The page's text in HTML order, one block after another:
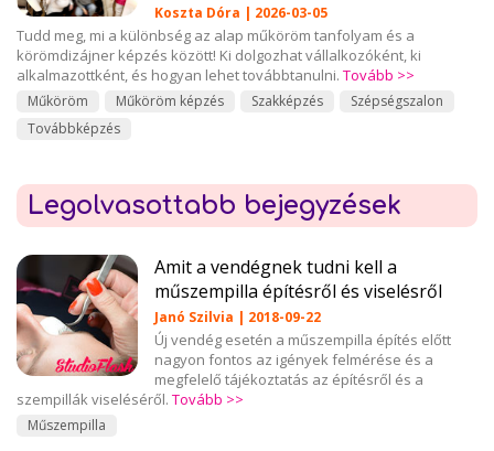
Koszta Dóra | 2026-03-05
Tudd meg, mi a különbség az alap műköröm tanfolyam és a
körömdizájner képzés között! Ki dolgozhat vállalkozóként, ki
alkalmazottként, és hogyan lehet továbbtanulni. Tovább >>
Műköröm Műköröm képzés Szakképzés
Szépségszalon
Továbbképzés
Legolvasottabb bejegyzések
Amit a vendégnek tudni kell a
műszempilla építésről és viselésről
Janó Szilvia | 2018-09-22
Új vendég esetén a műszempilla építés előtt
nagyon fontos az igények felmérése és a
megfelelő tájékoztatás az építésről és a
szempillák viseléséről. Tovább >>
Műszempilla